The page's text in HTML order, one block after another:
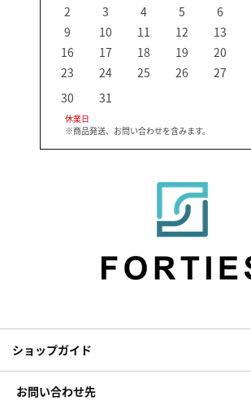
2
3 4 5 6
9
10 11 12 13
16
17 18 19 20
23
24 25 26 27
30
31
休業日
※商品発送、お問い合わせを含みます。
ショップガイド
お問い合わせ先